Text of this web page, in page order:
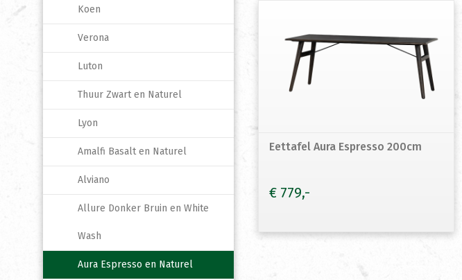
Eettafel Aura Espresso 200cm
€ 779
Koen
Verona
Luton
Thuur Zwart en Naturel
Lyon
Amalfi Basalt en Naturel
Alviano
Allure Donker Bruin en White
Wash
Aura Espresso en Naturel